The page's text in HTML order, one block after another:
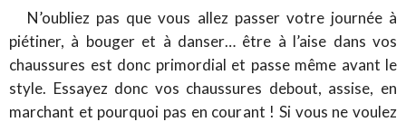
N’oubliez pas que vous allez passer votre journée à
piétiner, à bouger et à danser… être à l’aise dans vos
chaussures est donc primordial et passe même avant le
style. Essayez donc vos chaussures debout, assise, en
marchant et pourquoi pas en courant ! Si vous ne voulez